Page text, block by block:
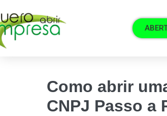
Como abrir
CNPJ Passo a